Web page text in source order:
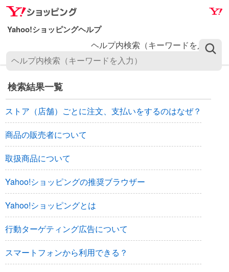
ナ
ビ
ゲ
シ
ン
へ
ス
キ
ッ
プ
メ
イ
ン
ン
ン
ツ
へ
ス
キ
ッ
プ
ヘルプ内検索（キーワードを入力）
検索結果一覧
ストア（店舗）ごとに注文、支払いをするのはなぜ？
商品の販売者について
取扱商品について
Yahoo!ショッピングの推奨ブラウザー
Yahoo!ショッピングとは
行動ターゲティング広告について
スマートフォンから利用できる？